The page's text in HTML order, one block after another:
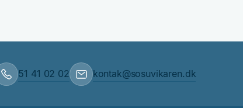
51 41 02 02 kontak@sosuvikaren.dk